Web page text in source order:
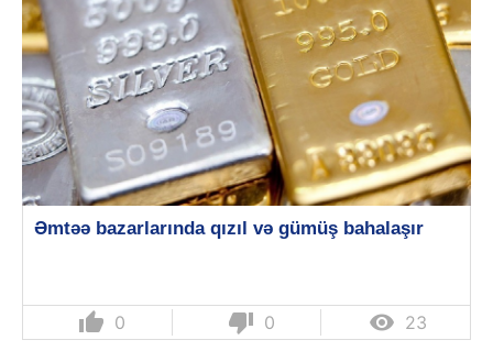
Əmtəə bazarlarında qızıl və gümüş bahalaşır
thumb_up 0 thumb_down 0  23